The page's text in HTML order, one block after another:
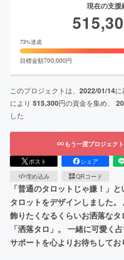
現在の支援
73%達成
目標金額700,000円
このプロジェクトは、 2022/01/14に
により 515,300円の資金を集め、
した
もう一度プロジェク
ポスト シェア
埋め込み
QRコード
「普通のタロットじゃ嫌！」
タロットをデザインしました
飾りたくなるくらいお洒落な
「洒落タロ」。 一緒に可愛く
サポートを心よりお待ちしてお